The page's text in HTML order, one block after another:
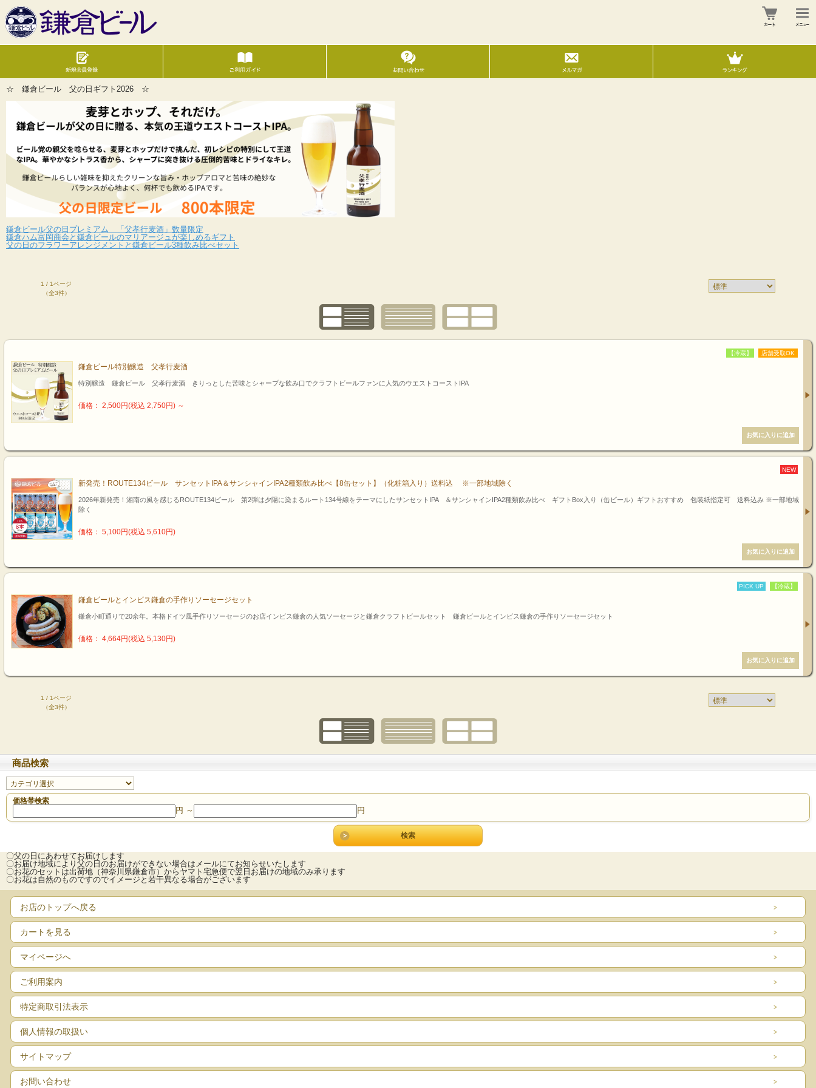
☆ 鎌倉ビール 父の日ギフト2026 ☆
鎌倉ビール父の日プレミアム 「父孝行麦酒」数量限定
鎌倉ハム富岡商会と鎌倉ビールのマリアージュが楽しめるギフト
父の日のフラワーアレンジメントと鎌倉ビール3種飲み比べセット
1 / 1ページ
（全3件）
【冷蔵】 店舗受取OK
鎌倉ビール特別醸造 父孝行麦酒
特別醸造 鎌倉ビール 父孝行麦酒 きりっとした苦味とシャープな飲み口でクラフトビールファンに人気のウエストコーストIPA
価格： 2,500円(税込 2,750円) ～
NEW
新発売！ROUTE134ビール サンセットIPA＆サンシャインIPA2種類飲み比べ【8缶セット】（化粧箱入り）送料込 ※一部地域除く
2026年新発売！湘南の風を感じるROUTE134ビール 第2弾は夕陽に染まるルート134号線をテーマにしたサンセットIPA ＆サンシャインIPA2種類飲み比べ ギフトBox入り（缶ビール）ギフトおすすめ 包装紙指定可 送料込み ※一部地域
除く
価格： 5,100円(税込 5,610円)
PICK UP 【冷蔵】
鎌倉ビールとインビス鎌倉の手作りソーセージセット
鎌倉小町通りで20余年。本格ドイツ風手作りソーセージのお店インビス鎌倉の人気ソーセージと鎌倉クラフトビールセット 鎌倉ビールとインビス鎌倉の手作りソーセージセット
価格： 4,664円(税込 5,130円)
1 / 1ページ
（全3件）
商品検索
価格帯検索
円 ～ 円
〇父の日にあわせてお届けします
〇お届け地域により父の日のお届けができない場合はメールにてお知らせいたします
〇お花のセットは出荷地（神奈川県鎌倉市）からヤマト宅急便で翌日お届けの地域のみ承ります
〇お花は自然のものですのでイメージと若干異なる場合がございます
お店のトップへ戻る
カートを見る
マイページへ
ご利用案内
特定商取引法表示
個人情報の取扱い
サイトマップ
お問い合わせ